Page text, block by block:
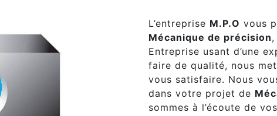
L’entreprise M.P.O vous
Mécanique de précision
Entreprise usant d’une
faire de qualité, nous
vous satisfaire. Nous
dans votre projet de
sommes à l’écoute de